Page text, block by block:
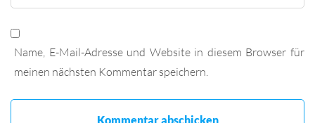
Name, E-Mail-Adresse und Website in diesem Browser für
meinen nächsten Kommentar speichern.